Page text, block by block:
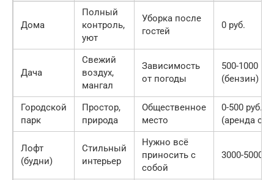
Дома
Полный
контроль,
уют
Уборка после
гостей
0 руб.
Дача
Свежий
воздух,
мангал
Зависимость
от погоды
500-1000
(бензин)
Городской
парк
Простор,
природа
Общественное
место
0-500 руб.
(аренда
Лофт
(будни)
Стильный
интерьер
Нужно всё
приносить с
собой
3000-5000